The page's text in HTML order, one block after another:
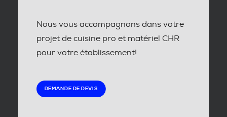
Nous vous accompagnons dans votre
projet de cuisine pro et matériel CHR
pour votre établissement!
DEMANDE DE DEVIS